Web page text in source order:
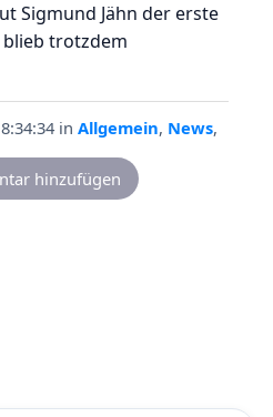
Sigmund Jähn der erste
blieb trotzdem
in Allgemein, News,
hinzufügen